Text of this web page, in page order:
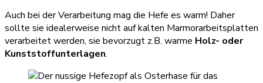
Auch bei der Verarbeitung mag die Hefe es warm! Daher
sollte sie idealerweise nicht auf kalten Marmorarbeitsplatten
verarbeitet werden, sie bevorzugt z.B. warme Holz- oder
Kunststoffunterlagen.